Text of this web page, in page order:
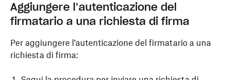
Aggiungere l’autenticazione del
firmatario a una richiesta di firma
Per aggiungere l’autenticazione del firmatario a una
richiesta di firma: